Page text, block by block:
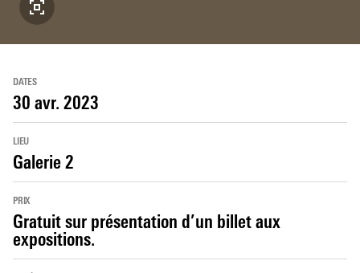
DATES
30 avr. 2023
LIEU
Galerie 2
PRIX
Gratuit sur présentation d’un billet aux
expositions.